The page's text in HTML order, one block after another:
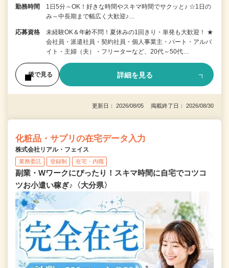
勤務時間
1日5分～OK！好きな時間やスキマ時間でサクッと♪ ☆1日の
み～中長期まで幅広く大歓迎♪…
応募資格
未経験OK＆年齢不問！夏休みの1回きり・単発も大歓迎！ ★
会社員・派遣社員・契約社員・個人事業主・パート・アルバ
イト・主婦（夫）・フリーターなど、20代～50代…
後で見る 詳細を見る
更新日： 2026/08/05 掲載終了日： 2026/08/30
化粧品・サプリの在宅データ入力
株式会社リアル・フェイス
業務委託 登録制 在宅・内職
副業・Wワークにぴったり！スキマ時間に自宅でコツコ
ツお小遣い稼ぎ♪〈大分県〉